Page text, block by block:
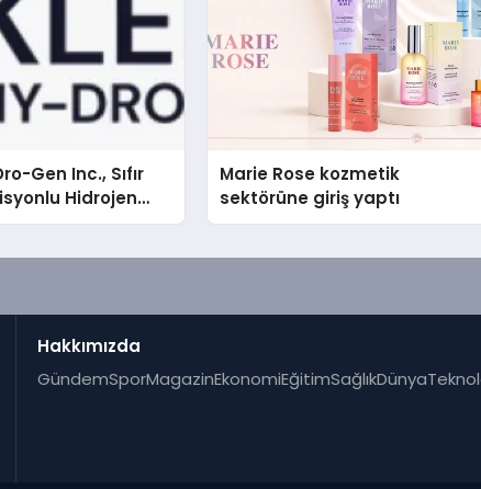
Gen Inc., Sıfır
Hidrojen
ISO ve
Marie Rose kozmetik
sektörüne giriş yaptı
Hakkımızda
GündemSporMagazinEkonomiEğitimSağlıkDünya